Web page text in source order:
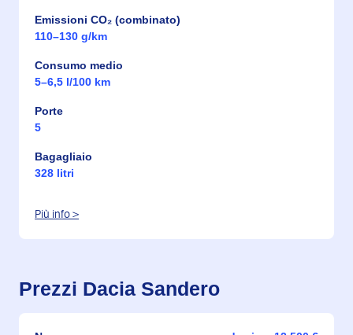
Emissioni CO₂ (combinato)
110–130 g/km
Consumo medio
5–6,5 l/100 km
Porte
5
Bagagliaio
328 litri
Più info >
Prezzi Dacia Sandero